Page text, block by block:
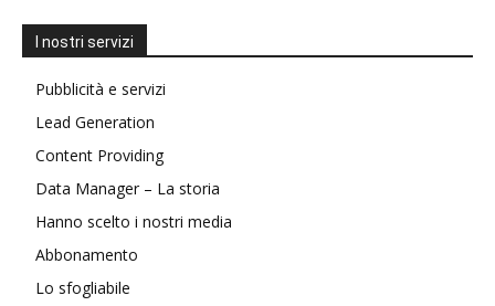
I nostri servizi
Pubblicità e servizi
Lead Generation
Content Providing
Data Manager – La storia
Hanno scelto i nostri media
Abbonamento
Lo sfogliabile